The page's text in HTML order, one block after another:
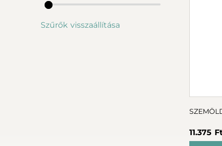
Szűrők visszaállítása
11.375